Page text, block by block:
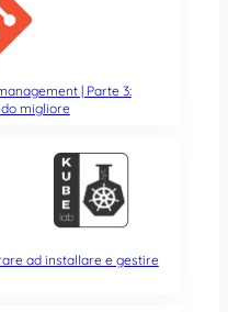
| Parte 3:
migliore
ad installare e gestire